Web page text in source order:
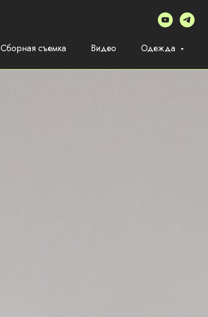
Сборная съемка Видео Одежда